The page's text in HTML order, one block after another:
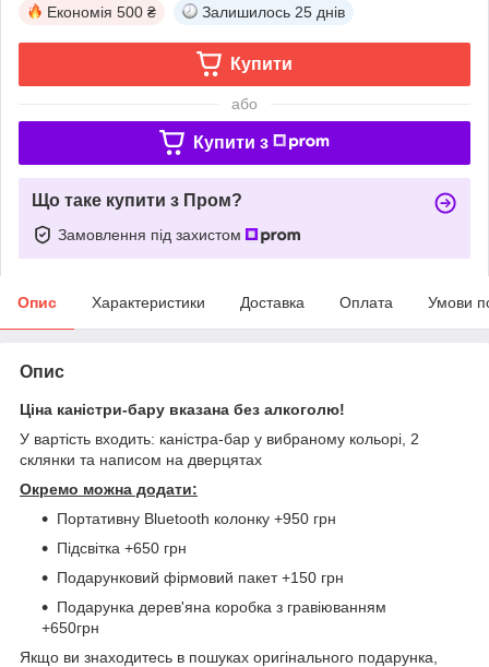
Економія 500 ₴ Залишилось 25 днів
Купити
або
Купити з
Що таке купити з Пром?
Замовлення під захистом
Опис Характеристики Доставка Оплата Умови
Опис
Ціна каністри-бару вказана без алкоголю!
У вартість входить: каністра-бар у вибраному кольорі, 2
склянки та написом на дверцятах
Окремо можна додати:
Портативну Bluetooth колонку +950 грн
Підсвітка +650 грн
Подарунковий фірмовий пакет +150 грн
Подарунка дерев'яна коробка з гравіюванням
+650грн
Якщо ви знаходитесь в пошуках оригінального подарунка,